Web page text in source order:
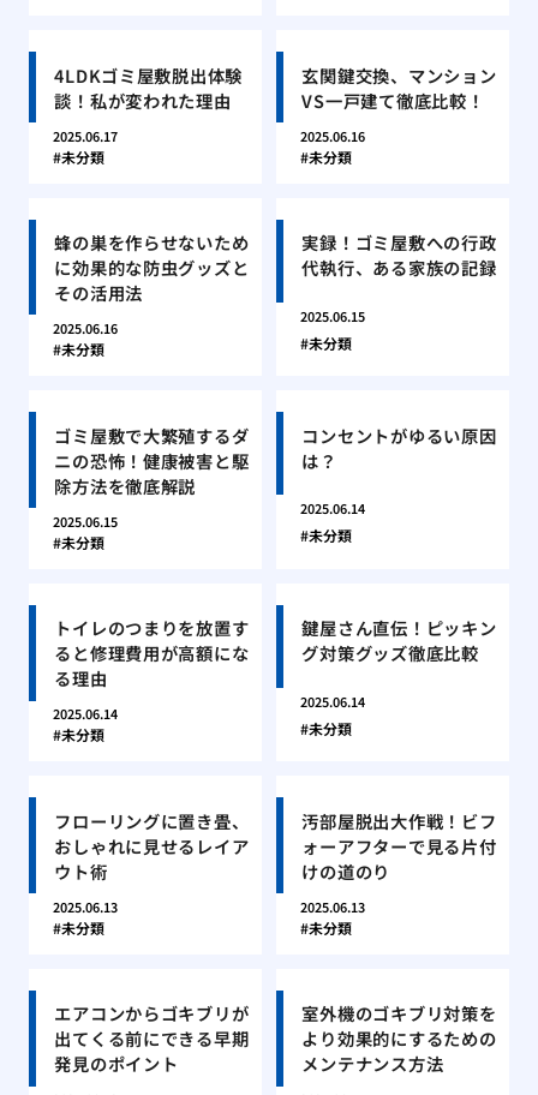
4LDKゴミ屋敷脱出体験
談！私が変われた理由
2025.06.17
未分類
玄関鍵交換、マンション
VS一戸建て徹底比較！
2025.06.16
未分類
蜂の巣を作らせないため
に効果的な防虫グッズと
その活用法
2025.06.16
未分類
実録！ゴミ屋敷への行政
代執行、ある家族の記録
2025.06.15
未分類
ゴミ屋敷で大繁殖するダ
ニの恐怖！健康被害と駆
除方法を徹底解説
2025.06.15
未分類
コンセントがゆるい原因
は？
2025.06.14
未分類
トイレのつまりを放置す
ると修理費用が高額にな
る理由
2025.06.14
未分類
鍵屋さん直伝！ピッキン
グ対策グッズ徹底比較
2025.06.14
未分類
フローリングに置き畳、
おしゃれに見せるレイア
ウト術
2025.06.13
未分類
汚部屋脱出大作戦！ビフ
ォーアフターで見る片付
けの道のり
2025.06.13
未分類
エアコンからゴキブリが
出てくる前にできる早期
発見のポイント
室外機のゴキブリ対策を
より効果的にするための
メンテナンス方法